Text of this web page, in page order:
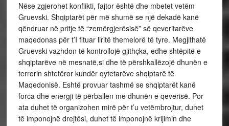
Nëse zgjerohet konflikti, fajtor është dhe mbetet vetëm
Gruevski. Shqiptarët për më shumë se një dekadë kanë
qëndruar në pritje të “zemërgjerësisë” së qeveritarëve
maqedonas për t’I fituar liritë themelorë të tyre. Megjithatë
Gruevski vazhdon të kontrollojë gjithçka, edhe shtëpitë e
shqiptarëve në mesnatë,si dhe të përshkallëzojë dhunën e
terrorin shtetëror kundër qytetarëve shqiptarë të
Maqedonisë. Eshtë provuar tashmë se shqiptarët kanë
forca dhe energji të përballen me dhunën e qeverisë. Por
ata duhet të organizohen mirë për t’u vetëmbrojtur, duhet
të imponojnë drejtësi, duhet të imponojnë krijimin dhe